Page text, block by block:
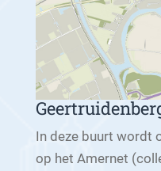
In deze buurt wordt
op het Amernet